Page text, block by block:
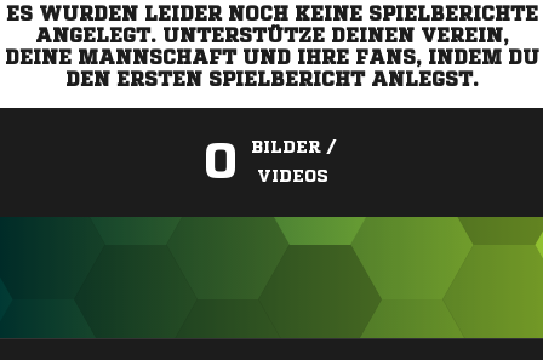
ES WURDEN LEIDER NOCH KEINE SPIELBERICHTE
ANGELEGT. UNTERSTÜTZE DEINEN VEREIN,
DEINE MANNSCHAFT UND IHRE FANS, INDEM DU
DEN ERSTEN SPIELBERICHT ANLEGST.
0
BILDER /
VIDEOS